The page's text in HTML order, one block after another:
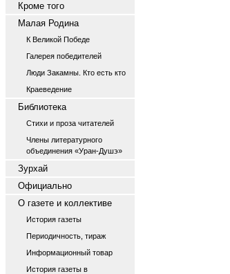
Кроме того
Малая Родина
К Великой Победе
Галерея победителей
Люди Закамны. Кто есть кто
Краеведение
Библиотека
Стихи и проза читателей
Члены литературного
объединения «Уран-Душэ»
Зурхай
Официально
О газете и коллективе
История газеты
Периодичность, тираж
Информационный товар
История газеты в